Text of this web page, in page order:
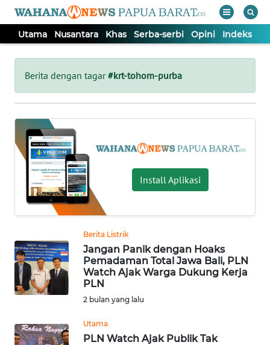
Utama Nusantara Khas Serba-serbi Opini Indeks
Berita dengan tagar#krt-tohom-purba
Install Aplikasi
Berita Listrik
Jangan Panik dengan Hoaks
Pemadaman Total Jawa Bali, PLN
Watch Ajak Warga Dukung Kerja
PLN
2 bulan yang lalu
Utama
PLN Watch Ajak Publik Tak
Tutup
UTAMA
NUSANTARA
KHAS
SERBA-
SERBI
OPINI
Informasi
BERITA